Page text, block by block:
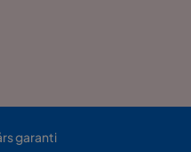
garanti